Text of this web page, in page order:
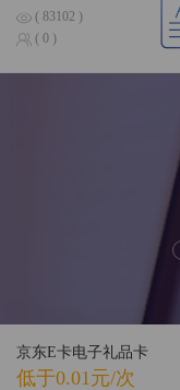
( 83102 )
( 0 )
京东E卡电子礼品卡
低于0.01元/次